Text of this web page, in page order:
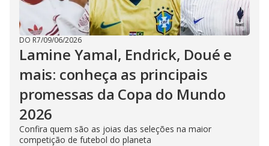
DO R7/09/06/2026
Lamine Yamal, Endrick, Doué e
mais: conheça as principais
promessas da Copa do Mundo
2026
Confira quem são as joias das seleções na maior
competição de futebol do planeta